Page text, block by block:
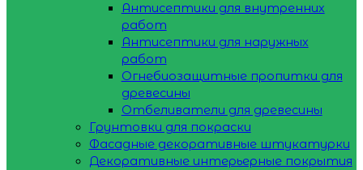
Антисептики для внутренних
работ
Антисептики для наружных
работ
Огнебиозащитные пропитки для
древесины
Отбеливатели для древесины
Грунтовки для покраски
Фасадные декоративные штукатурки
Декоративные интерьерные покрытия